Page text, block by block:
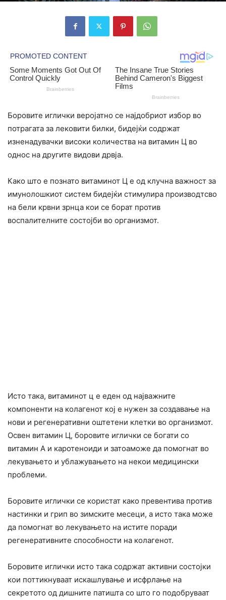
Боровите иглички веројатно се најдобриот избор во
потрагата за лековити билки, бидејќи содржат
изненадувачки високи количества на витамин Ц во
однос на другите видови дрвја.
Како што е познато витаминот Ц е од клучна важност за
имунолошкиот систем бидејќи стимулира производтсво
на бели крвни зрнца кои се борат против
воспалителните состојби во организмот.
Исто така, витаминот ц е еден од најважните
компоненти на колагенот кој е нужен за создавање на
нови и регенеративни оштетени клетки во организмот.
Освен витамин Ц, боровите иглички се богати со
витамин А и каротеноиди и затоаможе да помогнат во
лекувањето и ублажувањето на некои медицински
проблеми.
Боровите иглички се користат како превентива против
настинки и грип во зимските месеци, а исто така може
да помогнат во лекувањето на истите поради
регенеративните способности на колагенот.
Боровите иглички исто така содржат активни состојки
кои поттикнуваат искашлување и исфрлање на
секретото од дишните патишта со што го подобруваат